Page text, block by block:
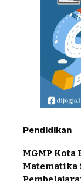
Pendidikan
MGMP Kota
Matematika